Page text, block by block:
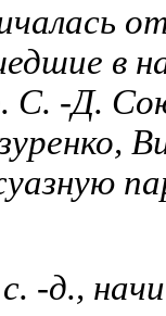
в
-Д.
-д.,